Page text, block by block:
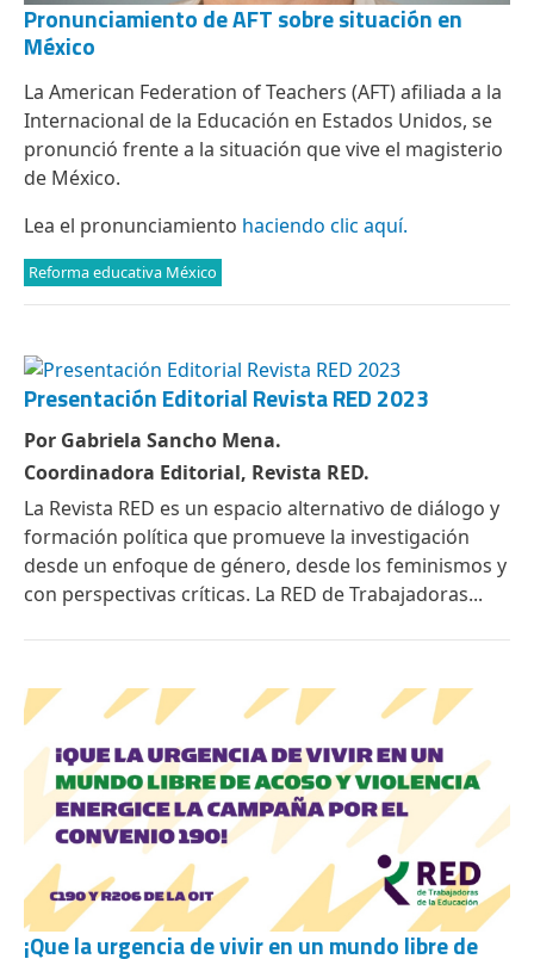
Pronunciamiento de AFT sobre situación en
México
La American Federation of Teachers (AFT) afiliada a la
Internacional de la Educación en Estados Unidos, se
pronunció frente a la situación que vive el magisterio
de México.
Lea el pronunciamiento haciendo clic aquí.
Reforma educativa México
Presentación Editorial Revista RED 2023
Por Gabriela Sancho Mena.
Coordinadora Editorial, Revista RED.
La Revista RED es un espacio alternativo de diálogo y
formación política que promueve la investigación
desde un enfoque de género, desde los feminismos y
con perspectivas críticas. La RED de Trabajadoras...
¡Que la urgencia de vivir en un mundo libre de